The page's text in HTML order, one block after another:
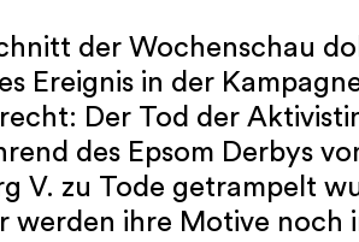
der Wochenschau
Ereignis in der
Der Tod der
des Epsom Derbys
V. zu Tode getrampelt
werden ihre Motive noch